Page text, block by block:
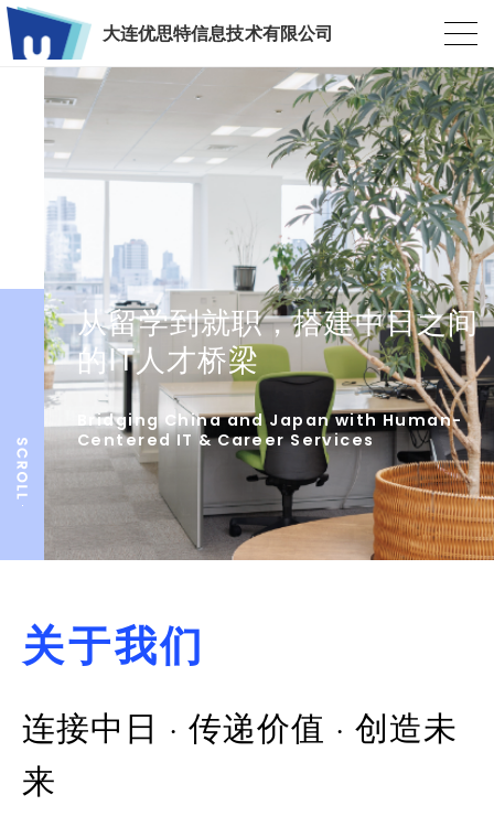
大连优思特信息技术有限公司
从留学到就职，搭建中日之间
的IT人才桥梁
Bridging China and Japan with Human-
Centered IT & Career Services
关于我们
连接中日 · 传递价值 · 创造未
来